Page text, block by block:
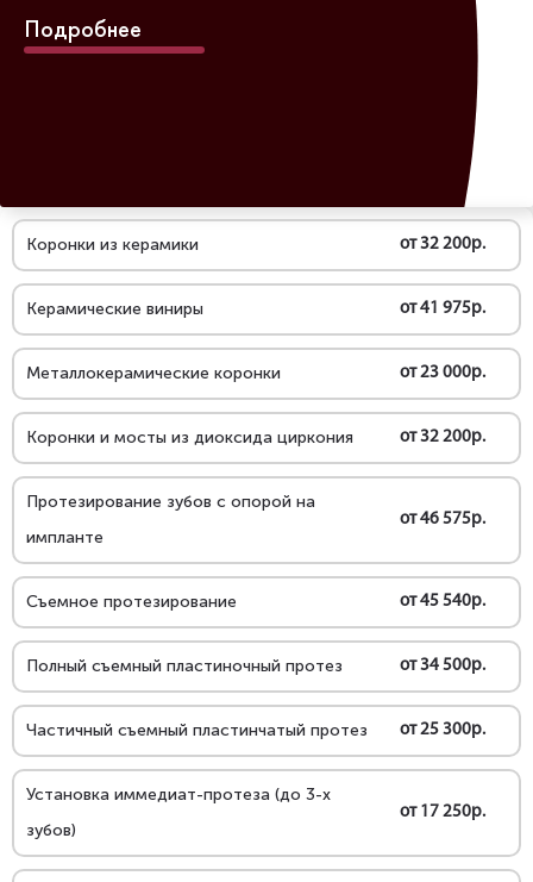
Подробнее
Коронки из керамики от 32 200р.
Керамические виниры от 41 975р.
Металлокерамические коронки от 23 000р.
Коронки и мосты из диоксида циркония от 32 200р.
Протезирование зубов с опорой на
импланте
от 46 575р.
Съемное протезирование от 45 540р.
Полный съемный пластиночный протез от 34 500р.
Частичный съемный пластинчатый протез от 25 300р.
Установка иммедиат-протеза (до 3-х
зубов)
от 17 250р.